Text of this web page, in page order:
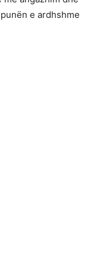
e ardhshme